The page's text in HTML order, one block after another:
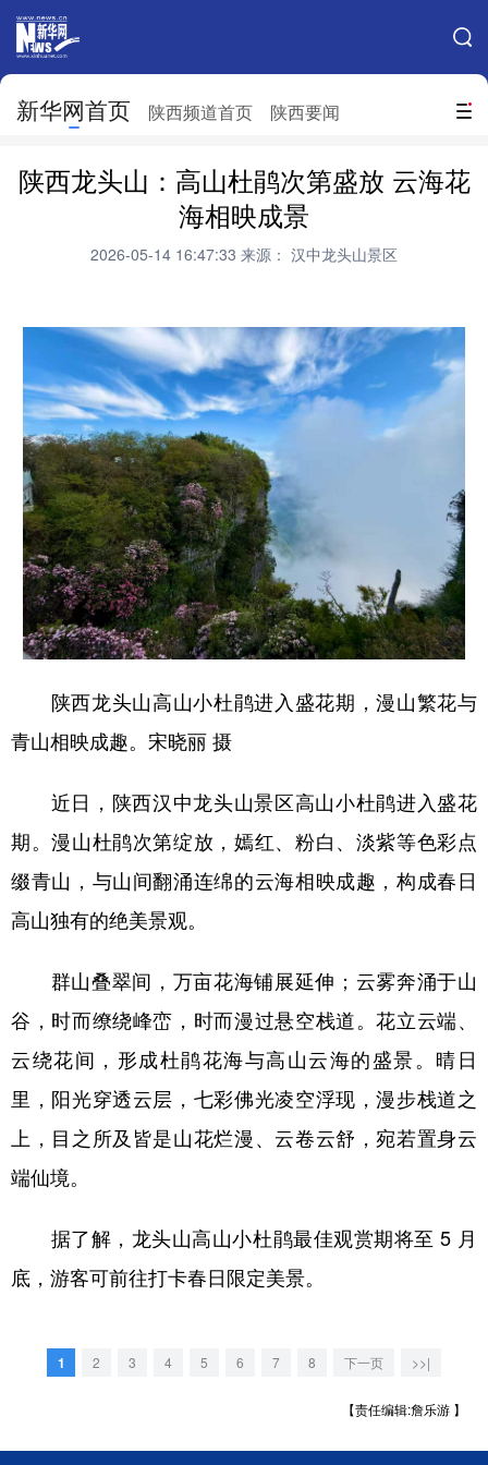
搜索
新华网首页 陕西频道首页 陕西要闻
网站地图
北京 天津 河北 山西
吉林 上海
山东 河南 湖北 湖南
广东 广西 海南
四川 贵州 西藏
陕西 甘肃 青海
新疆 内蒙古 黑龙江
陕西龙头山：高山杜鹃次第盛放 云海花
海相映成景
2026-05-14 16:47:33 来源： 汉中龙头山景区
陕西龙头山高山小杜鹃进入盛花期，漫山繁花与
青山相映成趣。宋晓丽 摄
近日，陕西汉中龙头山景区高山小杜鹃进入盛花
期。漫山杜鹃次第绽放，嫣红、粉白、淡紫等色彩点
缀青山，与山间翻涌连绵的云海相映成趣，构成春日
高山独有的绝美景观。
群山叠翠间，万亩花海铺展延伸；云雾奔涌于山
谷，时而缭绕峰峦，时而漫过悬空栈道。花立云端、
云绕花间，形成杜鹃花海与高山云海的盛景。晴日
里，阳光穿透云层，七彩佛光凌空浮现，漫步栈道之
上，目之所及皆是山花烂漫、云卷云舒，宛若置身云
端仙境。
据了解，龙头山高山小杜鹃最佳观赏期将至 5 月
底，游客可前往打卡春日限定美景。
1 2 3 4 5 6 7 8 下一页 >>|
【责任编辑:詹乐游 】